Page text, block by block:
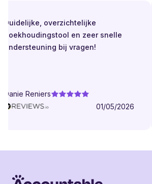
Duidelijke, overzichtelijke
boekhoudingstool en zeer snelle
ondersteuning bij vragen!
Danie Reniers
01/05/2026